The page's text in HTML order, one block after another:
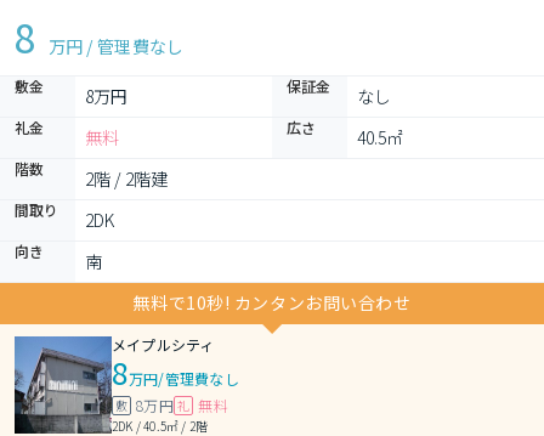
8 万円 / 管理費なし
敷金 8万円 保証金 なし
礼金 無料 広さ 40.5㎡
階数 2階 / 2階建
間取り 2DK
向き
南
無料で10秒! カンタンお問い合わせ
メイプルシティ
8万円/管理費なし
敷 8万円 礼 無料
2DK / 40.5㎡ / 2階